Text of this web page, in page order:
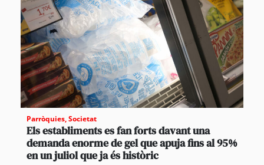
Parròquies,Societat
Els establiments es fan forts davant una
demanda enorme de gel que apuja fins al 95%
en un juliol que ja és històric